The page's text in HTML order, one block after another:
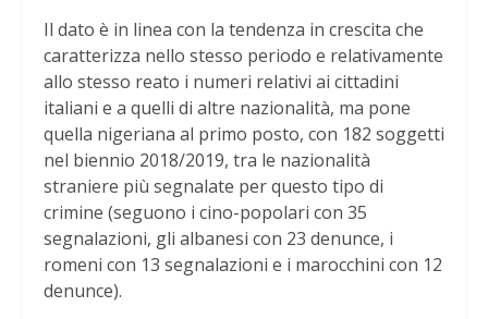
Il dato è in linea con la tendenza in crescita che
caratterizza nello stesso periodo e relativamente
allo stesso reato i numeri relativi ai cittadini
italiani e a quelli di altre nazionalità, ma pone
quella nigeriana al primo posto, con 182 soggetti
nel biennio 2018/2019, tra le nazionalità
straniere più segnalate per questo tipo di
crimine (seguono i cino-popolari con 35
segnalazioni, gli albanesi con 23 denunce, i
romeni con 13 segnalazioni e i marocchini con 12
denunce).